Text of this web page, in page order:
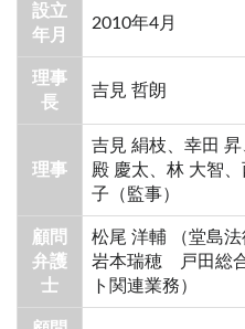
設立
年月
2010年4月
理事
長
吉見 哲朗
理事
吉見 絹枝、幸田
殿 慶太、林 大智
子（監事）
顧問
弁護
士
松尾 洋輔 （堂島法
岩本瑞穂 戸田総
ト関連業務）